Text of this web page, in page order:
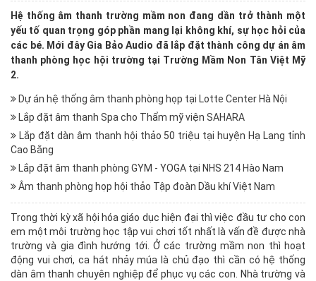
Hệ thống âm thanh trường mầm non đang dần trở thành một
yếu tố quan trọng góp phần mang lại không khí, sự học hỏi của
các bé. Mới đây Gia Bảo Audio đã lắp đặt thành công dự án âm
thanh phòng học hội trường tại Trường Mầm Non Tân Việt Mỹ
2.
Dự án hệ thống âm thanh phòng họp tại Lotte Center Hà Nội
Lắp đặt âm thanh Spa cho Thẩm mỹ viện SAHARA
Lắp đặt dàn âm thanh hội thảo 50 triệu tại huyện Hạ Lang tỉnh
Cao Bằng
Lắp đặt âm thanh phòng GYM - YOGA tại NHS 214 Hào Nam
Âm thanh phòng họp hội thảo Tập đoàn Dầu khí Việt Nam
Trong thời kỳ xã hội hóa giáo dục hiện đại thì việc đầu tư cho con
em một môi trường học tập vui chơi tốt nhất là vấn đề được nhà
trường và gia đình hướng tới. Ở các trường mầm non thì hoạt
động vui chơi, ca hát nhảy múa là chủ đạo thì cần có hệ thống
dàn âm thanh chuyên nghiệp để phục vụ các con. Nhà trường và